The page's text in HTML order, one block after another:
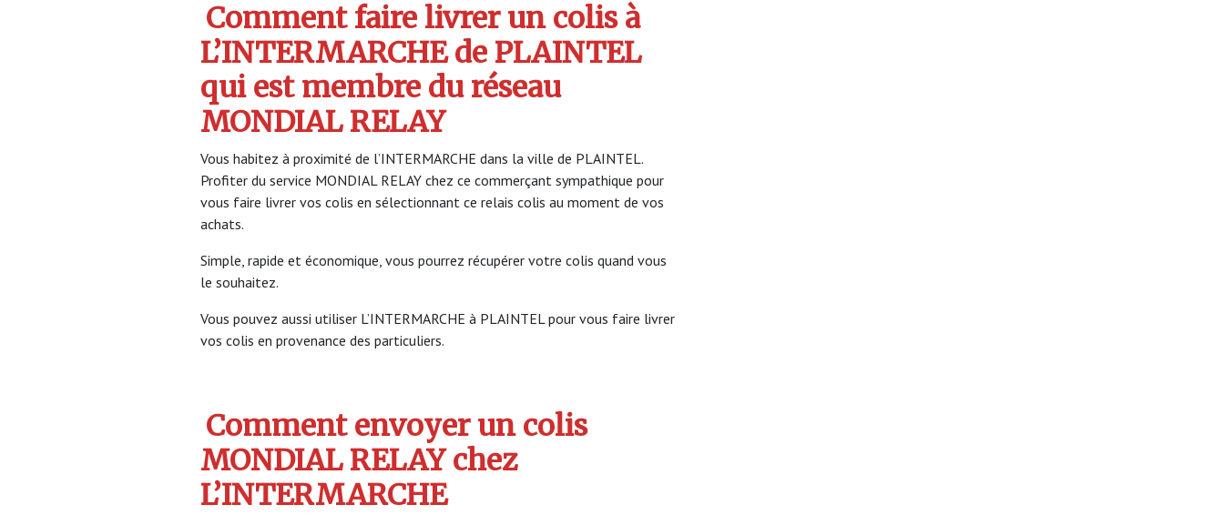
Comment faire livrer un colis à
L’INTERMARCHE de PLAINTEL
qui est membre du réseau
MONDIAL RELAY
Vous habitez à proximité de l’INTERMARCHE dans la ville de PLAINTEL.
Profiter du service MONDIAL RELAY chez ce commerçant sympathique pour
vous faire livrer vos colis en sélectionnant ce relais colis au moment de vos
achats.
Simple, rapide et économique, vous pourrez récupérer votre colis quand vous
le souhaitez.
Vous pouvez aussi utiliser L’INTERMARCHE à PLAINTEL pour vous faire livrer
vos colis en provenance des particuliers.
Comment envoyer un colis
MONDIAL RELAY chez
L’INTERMARCHE